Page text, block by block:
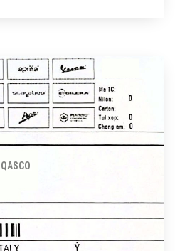
QASCO